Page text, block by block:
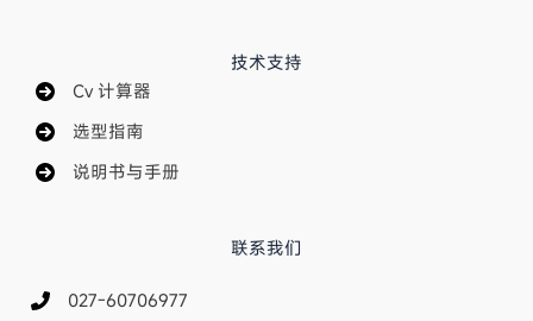
技术支持
Cv 计算器
选型指南
说明书与手册
联系我们
027-60706977